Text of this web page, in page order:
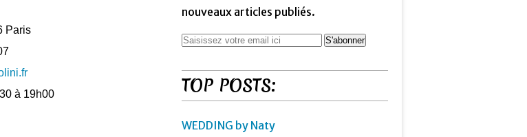
Paris
à 19h00
nouveaux articles publiés.
TOP POSTS:
WEDDING by Naty